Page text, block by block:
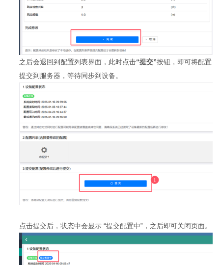
之后会退回到配置列表界面，此时点击“提交”按钮，即可将配置
提交到服务器，等待同步到设备。
点击提交后，状态中会显示 “提交配置中”，之后即可关闭页面。